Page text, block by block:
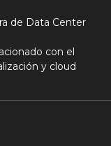
de Data Center
con el
y cloud